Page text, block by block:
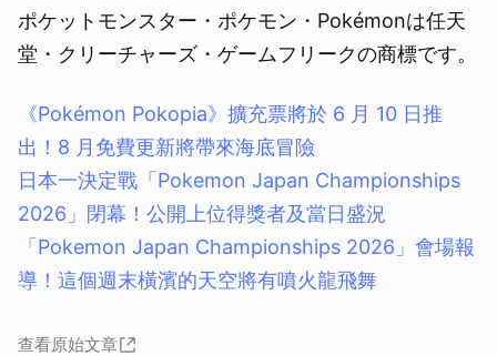
ポケットモンスター・ポケモン・Pokémonは任天
堂・クリーチャーズ・ゲームフリークの商標です。
《Pokémon Pokopia》擴充票將於 6 月 10 日推
出！8 月免費更新將帶來海底冒險
日本一決定戰「Pokemon Japan Championships
2026」閉幕！公開上位得獎者及當日盛況
「Pokemon Japan Championships 2026」會場報
導！這個週末橫濱的天空將有噴火龍飛舞
查看原始文章